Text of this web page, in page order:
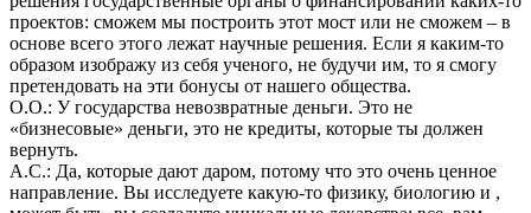
проектов: сможем мы построить этот мост или не сможем – в
основе всего этого лежат научные решения. Если я каким-то
образом изображу из себя ученого, не будучи им, то я смогу
претендовать на эти бонусы от нашего общества.
О.О.: У государства невозвратные деньги. Это не
«бизнесовые» деньги, это не кредиты, которые ты должен
вернуть.
А.С.: Да, которые дают даром, потому что это очень ценное
направление. Вы исследуете какую-то физику, биологию и ,